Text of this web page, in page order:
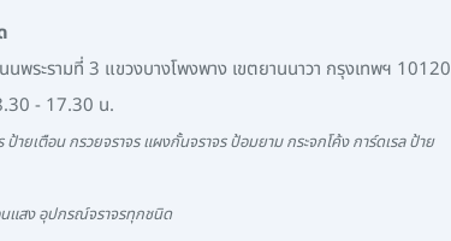
พระรามที่ 3 แขวงบางโพงพาง เขตยานนาวา กรุงเทพฯ 10120
- 17.30 น.
ายเตือน กรวยจราจร แผงกั้นจราจร ป้อมยาม กระจกโค้ง การ์ดเรล ป้าย
นแสง อุปกรณ์จราจรทุกชนิด